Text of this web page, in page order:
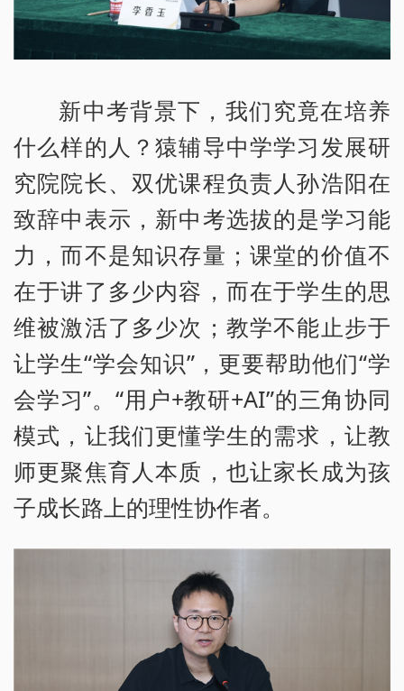
新中考背景下，我们究竟在培养
什么样的人？猿辅导中学学习发展研
究院院长、双优课程负责人孙浩阳在
致辞中表示，新中考选拔的是学习能
力，而不是知识存量；课堂的价值不
在于讲了多少内容，而在于学生的思
维被激活了多少次；教学不能止步于
让学生“学会知识”，更要帮助他们“学
会学习”。“用户+教研+AI”的三角协同
模式，让我们更懂学生的需求，让教
师更聚焦育人本质，也让家长成为孩
子成长路上的理性协作者。